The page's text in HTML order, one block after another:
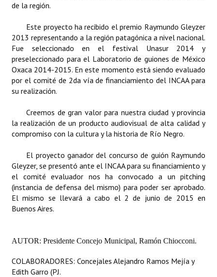
Banca del Vecino - Registro
Huéspedes de Honor - Registro
Antiguos Pobladores - Registro
Reconocimientos - Registro
Bariloche, Municipio intercultural
REFORMA DE LA CARTA ORGÁNICA
de la región.
Este proyecto ha recibido el premio Raymundo Gleyzer
2013 representando a la región patagónica a nivel nacional.
Fue seleccionado en el festival Unasur 2014 y
preseleccionado para el Laboratorio de guiones de México
Oxaca 2014-2015. En este momento está siendo evaluado
por el comité de 2da vía de financiamiento del INCAA para
su realización.
Creemos de gran valor para nuestra ciudad y provincia
la realización de un producto audiovisual de alta calidad y
compromiso con la cultura y la historia de Río Negro.
El proyecto ganador del concurso de guión Raymundo
Gleyzer, se presentó ante el INCAA para su financiamiento y
el comité evaluador nos ha convocado a un pitching
(instancia de defensa del mismo) para poder ser aprobado.
El mismo se llevará a cabo el 2 de junio de 2015 en
Buenos Aires.
AUTOR: Presidente Concejo Municipal, Ramón Chiocconi.
COLABORADORES: Concejales Alejandro Ramos Mejía y
Edith Garro (PJ.